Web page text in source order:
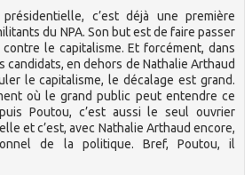
c’est déjà une première
du NPA. Son but est de faire passer
le capitalisme. Et forcément, dans
en dehors de Nathalie Arthaud
le capitalisme, le décalage est grand.
où le grand public peut entendre ce
Poutou, c’est aussi le seul ouvrier
et c’est, avec Nathalie Arthaud encore,
de la politique. Bref, Poutou, il